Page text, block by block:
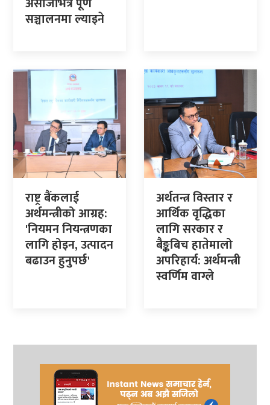
सञ्चालनमा ल्याइने
राष्ट्र बैंकलाई
अर्थमन्त्रीको आग्रह:
'नियमन नियन्त्रणका
लागि होइन, उत्पादन
बढाउन हुनुपर्छ'
अर्थतन्त्र विस्तार र
आर्थिक वृद्धिका
लागि सरकार र
बैङ्कबिच हातेमालो
अपरिहार्य: अर्थमन्त्री
स्वर्णिम वाग्ले